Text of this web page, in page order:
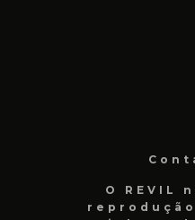
O REVIL